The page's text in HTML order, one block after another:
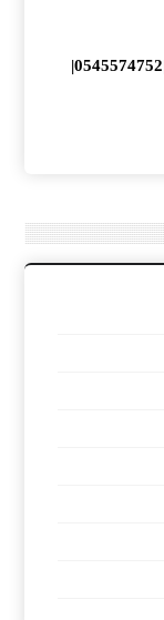
تركيب ابواب واخشاب في عجمان |0545574752|